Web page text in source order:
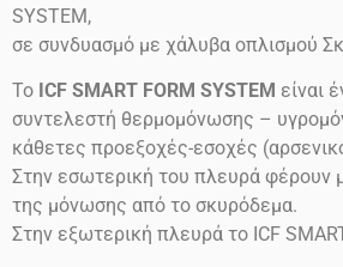
SYSTEM,
σε συνδυασμό με χάλυβα οπλισμού
Το ICF SMART FORM SYSTEM είναι
συντελεστή θερμομόνωσης –
κάθετες προεξοχές-εσοχές
Στην εσωτερική του πλευρά φέρουν
της μόνωσης από το σκυρόδεμα.
Στην εξωτερική πλευρά το ICF